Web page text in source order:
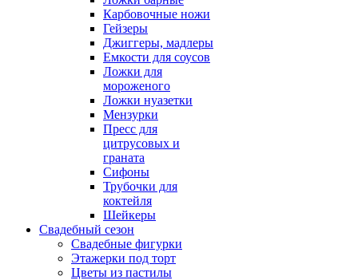
Карбовочные ножи
Гейзеры
Джиггеры, мадлеры
Емкости для соусов
Ложки для
мороженого
Ложки нуазетки
Мензурки
Пресс для
цитрусовых и
граната
Сифоны
Трубочки для
коктейля
Шейкеры
Свадебный сезон
Свадебные фигурки
Этажерки под торт
Цветы из пастилы